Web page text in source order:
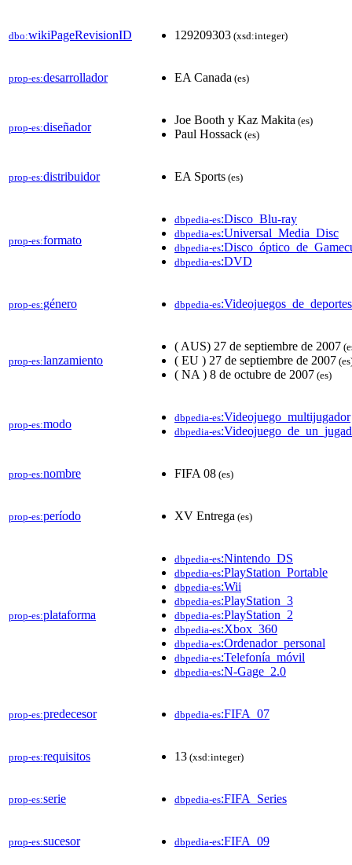
dbo:wikiPageRevisionID 129209303 (xsd:integer)
prop-es:desarrollador EA Canada (es)
prop-es:diseñador
Joe Booth y Kaz Makita (es)
Paul Hossack (es)
prop-es:distribuidor EA Sports (es)
prop-es:formato
dbpedia-es:Disco_Blu-ray
dbpedia-es:Universal_Media_Disc
dbpedia-es
dbpedia-es:DVD
prop-es:género dbpedia-es:Videojuegos_de_deportes
prop-es:lanzamiento
( AUS) 27 de septiembre de 2007
( EU ) 27 de septiembre de 2007
( NA ) 8 de octubre de 2007 (es)
prop-es:modo dbpedia-es:Videojuego_multijugador
dbpedia-es
prop-es:nombre FIFA 08 (es)
prop-es:período XV Entrega (es)
prop-es:plataforma
dbpedia-es:Nintendo_DS
dbpedia-es:PlayStation_Portable
dbpedia-es:Wii
dbpedia-es:PlayStation_3
dbpedia-es:PlayStation_2
dbpedia-es:Xbox_360
dbpedia-es:Ordenador_personal
dbpedia-es:Telefonía_móvil
dbpedia-es:N-Gage_2.0
prop-es:predecesor dbpedia-es:FIFA_07
prop-es:requisitos 13 (xsd:integer)
prop-es:serie dbpedia-es:FIFA_Series
prop-es:sucesor dbpedia-es:FIFA_09